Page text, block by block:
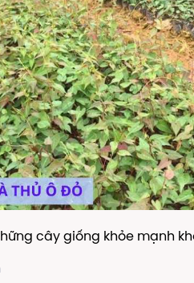
cây giống khỏe mạnh